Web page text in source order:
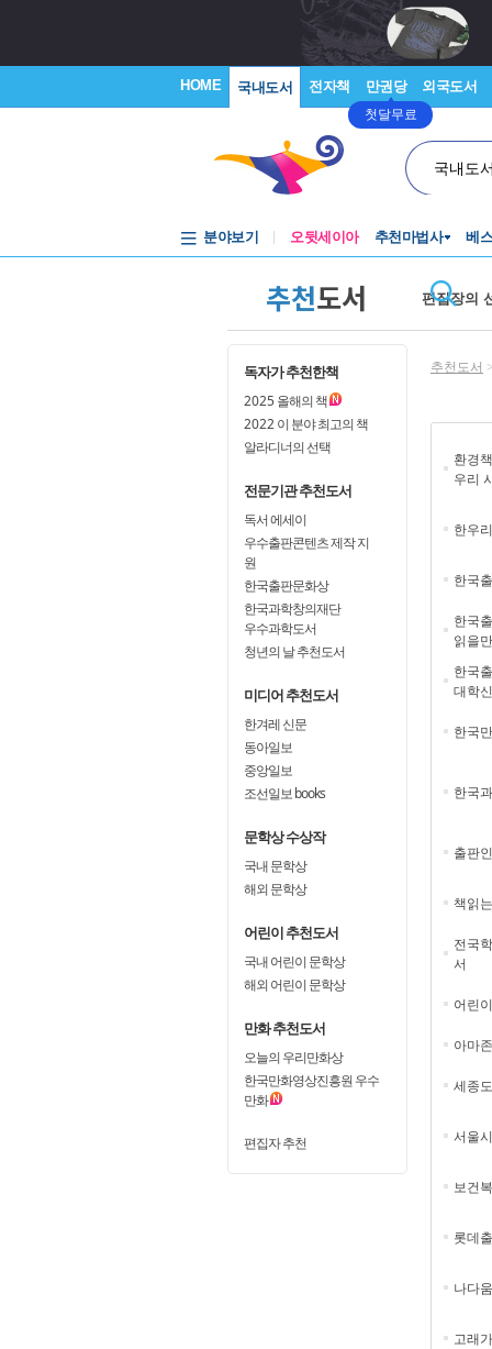
HOME 국내도서 전자책 만권당
첫달무료
외국도서
국내도
분야보기 오뒷세이아 추천마법사 베
추천도서 편집장의
독자가 추천한책
2025올해의 책
2022이 분야 최고의 책
알라디너의 선택
전문기관 추천도서
독서 에세이
우수출판콘텐츠 제작 지
원
한국출판문화상
한국과학창의재단
우수과학도서
청년의 날 추천도서
미디어 추천도서
한겨레 신문
동아일보
중앙일보
조선일보 books
문학상 수상작
국내 문학상
해외 문학상
어린이 추천도서
국내 어린이 문학상
해외 어린이 문학상
만화 추천도서
오늘의 우리만화상
한국만화영상진흥원 우수
만화
편집자 추천
추천도서
환경
우리
한우
한국
한국
읽을
한국
대학
한국
한국
출판
책읽
전국
서
어린
아마
세종
서울
보건
롯데
나다
고래